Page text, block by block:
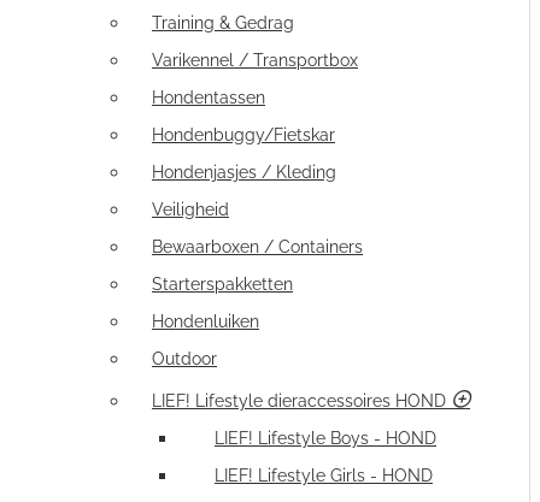
Training & Gedrag
Varikennel / Transportbox
Hondentassen
Hondenbuggy/Fietskar
Hondenjasjes / Kleding
Veiligheid
Bewaarboxen / Containers
Starterspakketten
Hondenluiken
Outdoor
LIEF! Lifestyle dieraccessoires HOND
LIEF! Lifestyle Boys - HOND
LIEF! Lifestyle Girls - HOND